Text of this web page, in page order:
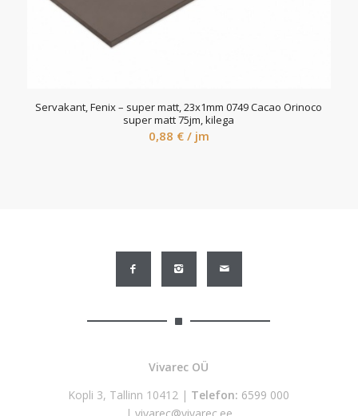
Servakant, Fenix – super matt, 23x1mm 0749 Cacao Orinoco
super matt 75jm, kilega
0,88 € / jm
Vivarec OÜ
Kopli 3, Tallinn 10412 | Telefon: 6599 000